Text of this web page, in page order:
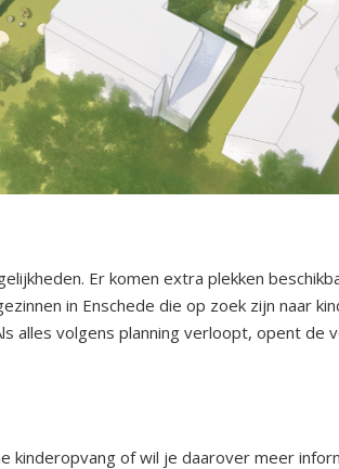
Er komen extra plekken
in Enschede die op zoek zijn naar
alles volgens planning verloopt, opent de
kinderopvang of wil je daarover meer